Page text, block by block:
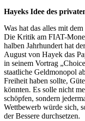
Hayeks Idee des
Was hat das alles mit
Die Kritik am FIAT-
halben Jahrhundert hat
August von Hayek das
in seinem Vortrag
staatliche Geldmonopol
Freiheit haben sollte,
könnten. Es solle nicht
schöpfen, sondern
Wettbewerb würde sich,
der Bessere durchsetzen.